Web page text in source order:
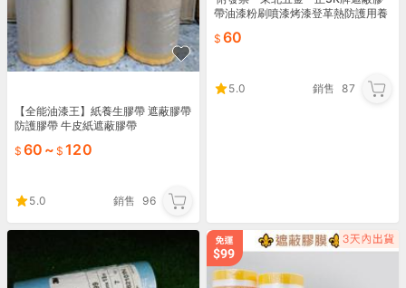
【全能油漆王】紙養生膠帶 遮蔽膠帶
防護膠帶 牛皮紙遮蔽膠帶
60 ~ 120
5.0 銷售 96
帶油漆粉刷噴漆烤漆登革熱防護用養
60
5.0 銷售 87